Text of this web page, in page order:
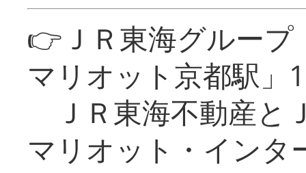
👉ＪＲ東海グルー
マリオット京都駅」
ＪＲ東海不動産と
マリオット・インタ